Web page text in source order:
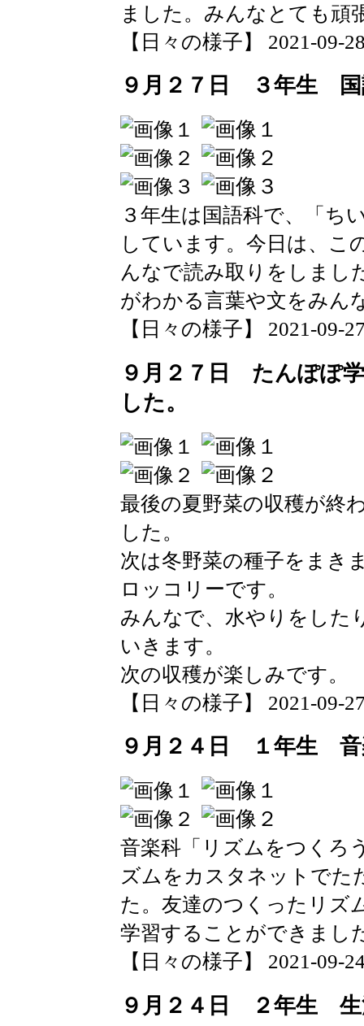
ました。みんなとても頑
【日々の様子】 2021-09-
９月２７日 ３年生 国
３年生は国語科で、「ち
しています。今日は、こ
んなで読み取りをしまし
がわかる言葉や文をみん
【日々の様子】 2021-09-
９月２７日 たんぽぽ
した。
最後の夏野菜の収穫が終
した。
次は冬野菜の種子をまき
ロッコリーです。
みんなで、水やりをした
いきます。
次の収穫が楽しみです。
【日々の様子】 2021-09-
９月２４日 １年生 音
音楽科「リズムをつくろ
ズムをカスタネットでた
た。友達のつくったリズ
学習することができまし
【日々の様子】 2021-09-
９月２４日 ２年生 生